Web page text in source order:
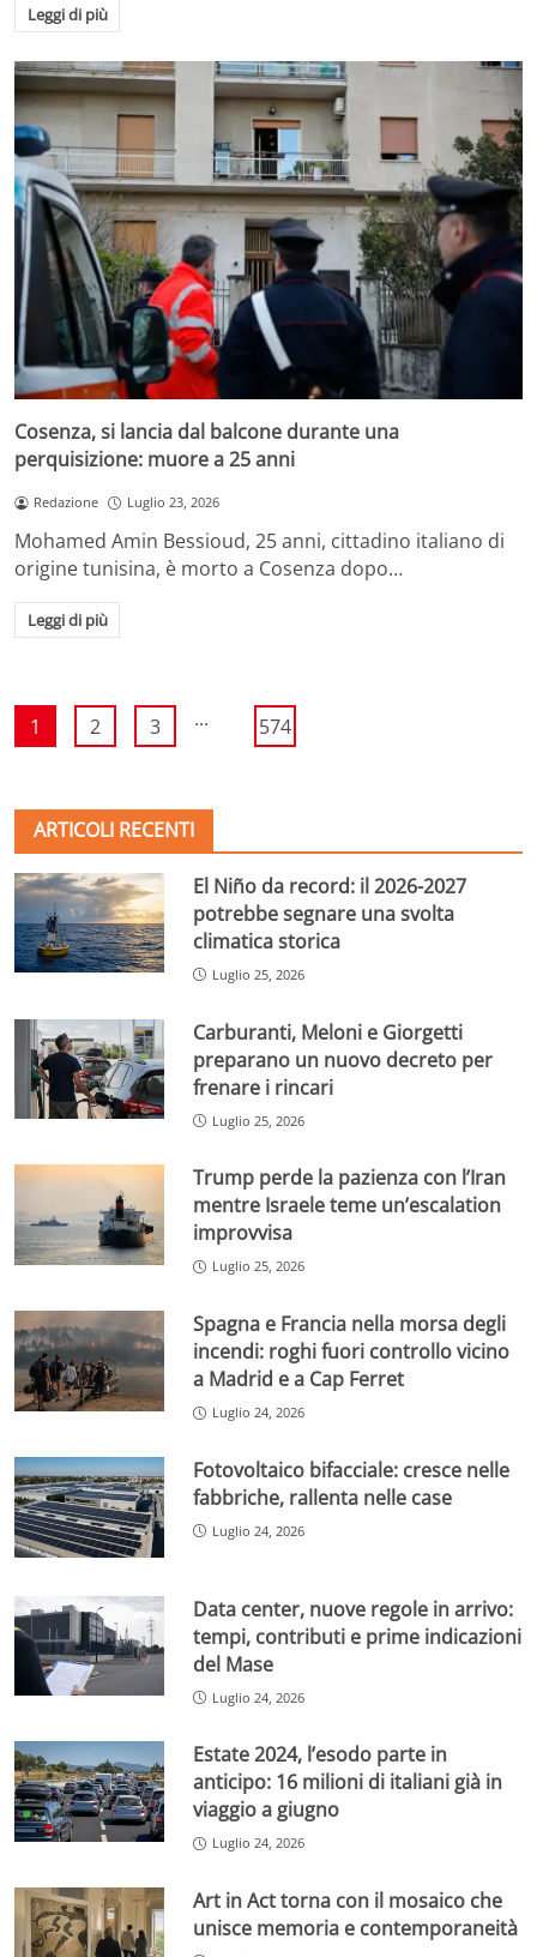
Leggi di più
Cosenza, si lancia dal balcone durante una
perquisizione: muore a 25 anni
Redazione Luglio 23, 2026
Mohamed Amin Bessioud, 25 anni, cittadino italiano di
origine tunisina, è morto a Cosenza dopo…
Leggi di più
1 2 3 ... 574
ARTICOLI RECENTI
El Niño da record: il 2026-2027
potrebbe segnare una svolta
climatica storica
Luglio 25, 2026
Carburanti, Meloni e Giorgetti
preparano un nuovo decreto per
frenare i rincari
Luglio 25, 2026
Trump perde la pazienza con l’Iran
mentre Israele teme un’escalation
improvvisa
Luglio 25, 2026
Spagna e Francia nella morsa degli
incendi: roghi fuori controllo vicino
a Madrid e a Cap Ferret
Luglio 24, 2026
Fotovoltaico bifacciale: cresce nelle
fabbriche, rallenta nelle case
Luglio 24, 2026
Data center, nuove regole in arrivo:
tempi, contributi e prime indicazioni
del Mase
Luglio 24, 2026
Estate 2024, l’esodo parte in
anticipo: 16 milioni di italiani già in
viaggio a giugno
Luglio 24, 2026
Art in Act torna con il mosaico che
unisce memoria e contemporaneità